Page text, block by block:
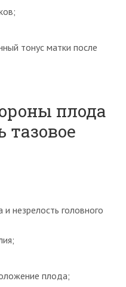
тонус матки после
плода
тазовое
незрелость головного
плода;